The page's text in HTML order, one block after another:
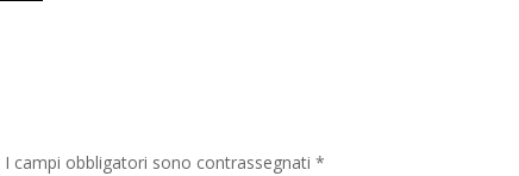
I campi obbligatori sono contrassegnati *